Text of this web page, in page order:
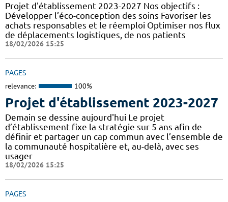
Projet d'établissement 2023-2027 Nos objectifs :
Développer l’éco-conception des soins Favoriser les
achats responsables et le réemploi Optimiser nos flux
de déplacements logistiques, de nos patients
18/02/2026 15:25
PAGES
relevance: 100%
Projet d'établissement 2023-2027
Demain se dessine aujourd'hui Le projet
d’établissement fixe la stratégie sur 5 ans afin de
définir et partager un cap commun avec l’ensemble de
la communauté hospitalière et, au-delà, avec ses
usager
18/02/2026 15:25
PAGES